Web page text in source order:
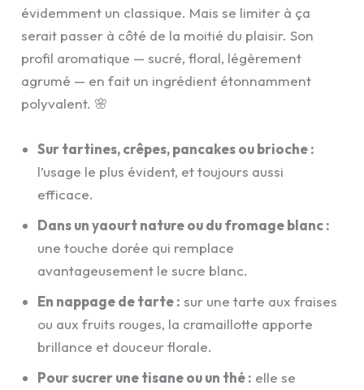
évidemment un classique. Mais se limiter à ça
serait passer à côté de la moitié du plaisir. Son
profil aromatique — sucré, floral, légèrement
agrumé — en fait un ingrédient étonnamment
polyvalent. 🌸
Sur tartines, crêpes, pancakes ou brioche :
l’usage le plus évident, et toujours aussi
efficace.
Dans un yaourt nature ou du fromage blanc :
une touche dorée qui remplace
avantageusement le sucre blanc.
En nappage de tarte : sur une tarte aux fraises
ou aux fruits rouges, la cramaillotte apporte
brillance et douceur florale.
Pour sucrer une tisane ou un thé : elle se